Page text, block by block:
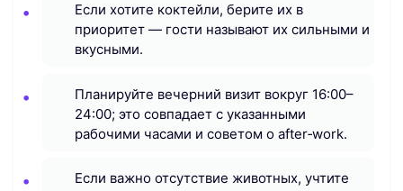
Если хотите коктейли, берите их в
приоритет — гости называют их сильными и
вкусными.
Планируйте вечерний визит вокруг 16:00–
24:00; это совпадает с указанными
рабочими часами и советом о after‑work.
Если важно отсутствие животных, учтите